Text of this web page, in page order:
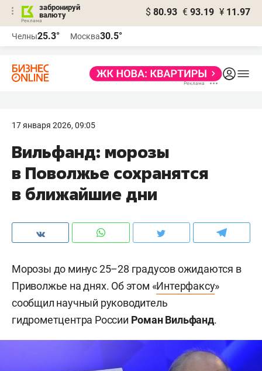
забронируй
валюту
$ 80.93 € 93.19 ¥ 11.97
Челны25.3° Москва30.5°
17 января 2026, 09:05
Вильфанд: морозы
в Поволжье сохранятся
в ближайшие дни
Морозы до минус 25–28 градусов ожидаются в
Приволжье на днях. Об этом «Интерфаксу»
сообщил научный руководитель
гидрометцентра России Роман Вильфанд.